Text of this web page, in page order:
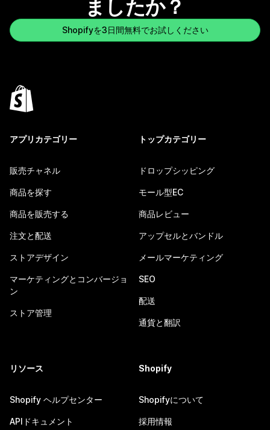
ましたか？
Shopifyを3日間無料でお試しください
アプリカテゴリー
販売チャネル
商品を探す
商品を販売する
注文と配送
ストアデザイン
マーケティングとコンバージョ
ン
ストア管理
トップカテゴリー
ドロップシッピング
モール型EC
商品レビュー
アップセルとバンドル
メールマーケティング
SEO
配送
通貨と翻訳
リソース
Shopify ヘルプセンター
APIドキュメント
Shopify
Shopifyについて
採用情報